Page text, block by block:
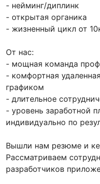
- нейминг/диплинк
- открытая органика
- жизненный цикл от
От нас:
- мощная команда
- комфортная
графиком
- длительное
- уровень заработной
индивидуально по
Вышли нам резюме и
Рассматриваем
разработчиков